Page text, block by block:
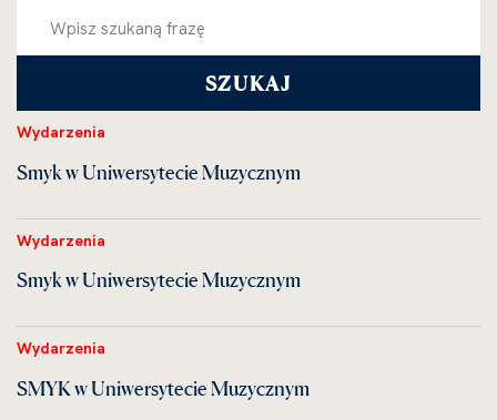
Wydarzenia
Smyk w Uniwersytecie Muzycznym
Wydarzenia
Smyk w Uniwersytecie Muzycznym
Wydarzenia
SMYK w Uniwersytecie Muzycznym